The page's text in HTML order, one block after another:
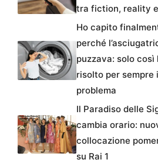
tra fiction, reality
Ho capito
perché
puzzava: solo così
risolto per sempre
problema
Il Paradiso delle
cambia orario:
collocazione
su Rai 1